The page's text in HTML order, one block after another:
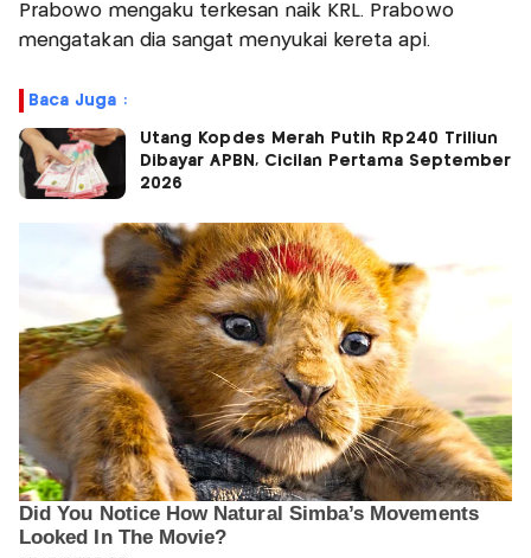
Prabowo mengaku terkesan naik KRL. Prabowo
mengatakan dia sangat menyukai kereta api.
Baca Juga :
Utang Kopdes Merah Putih Rp240 Triliun
Dibayar APBN, Cicilan Pertama September
2026